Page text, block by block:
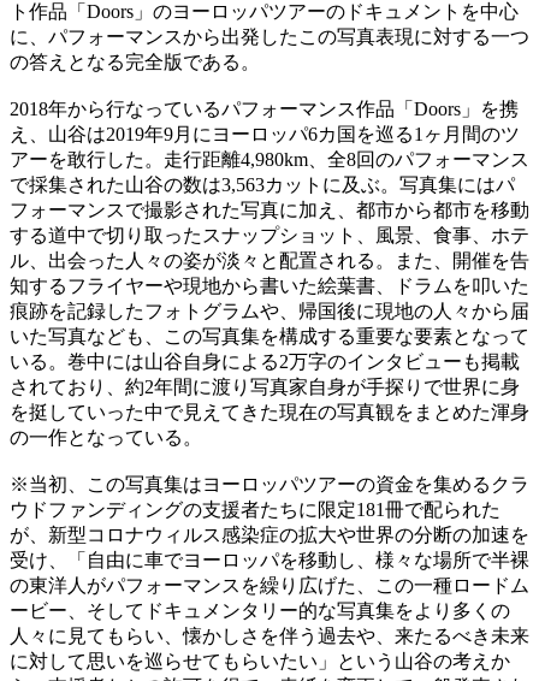
ト作品「Doors」のヨーロッパツアーのドキュメントを中心
に、パフォーマンスから出発したこの写真表現に対する一つ
の答えとなる完全版である。
2018年から行なっているパフォーマンス作品「Doors」を携
え、山谷は2019年9月にヨーロッパ6カ国を巡る1ヶ月間のツ
アーを敢行した。走行距離4,980km、全8回のパフォーマンス
で採集された山谷の数は3,563カットに及ぶ。写真集にはパ
フォーマンスで撮影された写真に加え、都市から都市を移動
する道中で切り取ったスナップショット、風景、食事、ホテ
ル、出会った人々の姿が淡々と配置される。また、開催を告
知するフライヤーや現地から書いた絵葉書、ドラムを叩いた
痕跡を記録したフォトグラムや、帰国後に現地の人々から届
いた写真なども、この写真集を構成する重要な要素となって
いる。巻中には山谷自身による2万字のインタビューも掲載
されており、約2年間に渡り写真家自身が手探りで世界に身
を挺していった中で見えてきた現在の写真観をまとめた渾身
の一作となっている。
※当初、この写真集はヨーロッパツアーの資金を集めるクラ
ウドファンディングの支援者たちに限定181冊で配られた
が、新型コロナウィルス感染症の拡大や世界の分断の加速を
受け、「自由に車でヨーロッパを移動し、様々な場所で半裸
の東洋人がパフォーマンスを繰り広げた、この一種ロードム
ービー、そしてドキュメンタリー的な写真集をより多くの
人々に見てもらい、懐かしさを伴う過去や、来たるべき未来
に対して思いを巡らせてもらいたい」という山谷の考えか